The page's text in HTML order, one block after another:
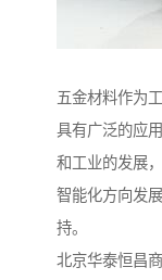
五金材料作为
具有广泛的应
和工业的发展
智能化方向发
持。
北京华泰恒昌